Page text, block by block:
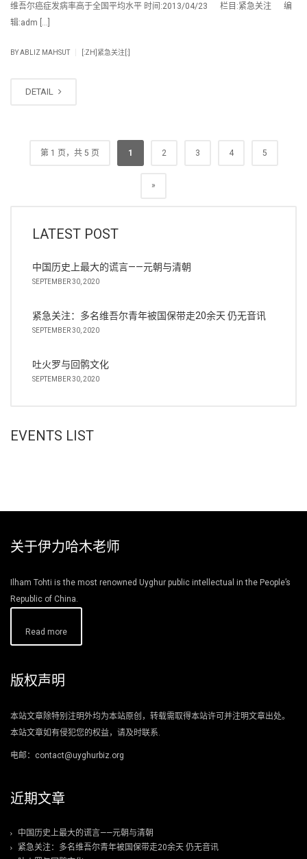
维吾尔癌症发病率高于全国平均水平 时间:2013/04/23 栏目:紧急关注 编
辑:adm […]
BYABLIZ MAHSUT [:ZH]紧急关注[:]
DETAIL
第 1 页，共 5 页 1 2 3 4 5
»
LATEST POST
中国历史上最大的谎言——元朝与清朝
SEPTEMBER 30, 2020
紧急关注：多名维吾尔青年被国保带走20余天 仍无音讯
SEPTEMBER 30, 2020
吐火罗与回鹘文化
SEPTEMBER 30, 2020
EVENTS LIST
关于伊力哈木老师
Ilham Tohti is the most renowned Uyghur public intellectual in the People’s
Republic of China.
Read more
版权声明
本站文章除特别注明外均为本站原创，转载需取得本站许可并注明文章出处。
本站文章如有侵犯您的权益，请及时联系.
电邮：contact@uyghurbiz.org
近期文章
中国历史上最大的谎言——元朝与清朝
紧急关注：多名维吾尔青年被国保带走20余天 仍无音讯